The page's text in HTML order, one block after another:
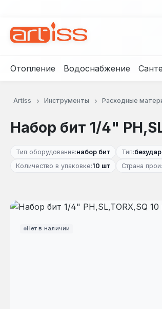
Отопление Водоснабжение
Artiss Инструменты Расходные
Набор бит 1/4"
Тип оборудования:набор бит Тип:
Количество в упаковке:10 шт Страна
Нет в наличии
Пропустить галерею изображений